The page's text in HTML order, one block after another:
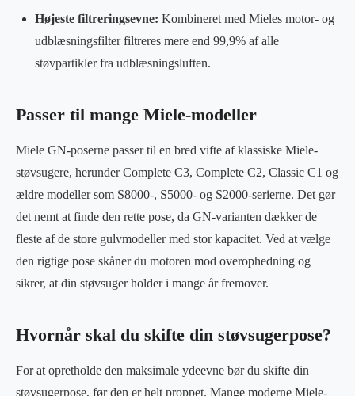
Højeste filtreringsevne: Kombineret med Mieles motor- og
udblæsningsfilter filtreres mere end 99,9% af alle
støvpartikler fra udblæsningsluften.
Passer til mange Miele-modeller
Miele GN-poserne passer til en bred vifte af klassiske Miele-
støvsugere, herunder Complete C3, Complete C2, Classic C1 og
ældre modeller som S8000-, S5000- og S2000-serierne. Det gør
det nemt at finde den rette pose, da GN-varianten dækker de
fleste af de store gulvmodeller med stor kapacitet. Ved at vælge
den rigtige pose skåner du motoren mod overophedning og
sikrer, at din støvsuger holder i mange år fremover.
Hvornår skal du skifte din støvsugerpose?
For at opretholde den maksimale ydeevne bør du skifte din
støvsugerpose, før den er helt proppet. Mange moderne Miele-